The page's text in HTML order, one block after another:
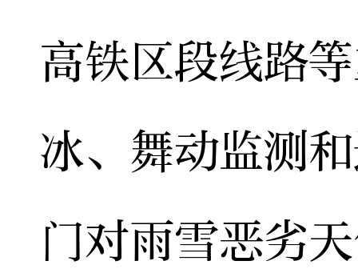
高铁区段线路
冰、舞动监测
门对雨雪恶劣